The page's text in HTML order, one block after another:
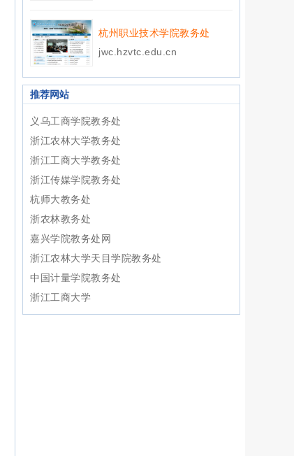
杭州职业技术学院教务处
jwc.hzvtc.edu.cn
推荐网站
义乌工商学院教务处
浙江农林大学教务处
浙江工商大学教务处
浙江传媒学院教务处
杭师大教务处
浙农林教务处
嘉兴学院教务处网
浙江农林大学天目学院教务处
中国计量学院教务处
浙江工商大学